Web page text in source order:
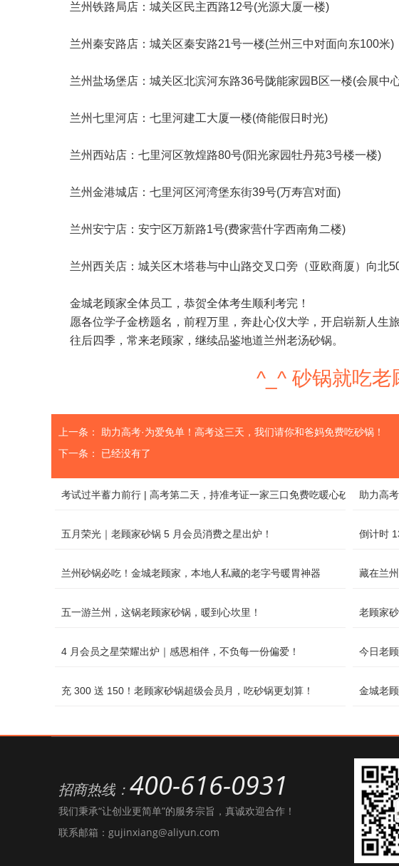
兰州铁路局店：城关区民主西路12号(光源大厦一楼)
兰州秦安路店：城关区秦安路21号一楼(兰州三中对面向东100米)
兰州盐场堡店：城关区北滨河东路36号陇能家园B区一楼(会展中
兰州七里河店：七里河建工大厦一楼(倚能假日时光)
兰州西站店：七里河区敦煌路80号(阳光家园牡丹苑3号楼一楼)
兰州金港城店：七里河区河湾堡东街39号(万寿宫对面)
兰州安宁店：安宁区万新路1号(费家营什字西南角二楼)
兰州西关店：城关区木塔巷与中山路交叉口旁（亚欧商厦）向北
金城老顾家全体员工，恭贺全体考生顺利考完！
愿各位学子金榜题名，前程万里，奔赴心仪大学，开启崭新人生旅
往后四季，常来老顾家，继续品鉴地道兰州老汤砂锅。
^_^ 砂锅就吃老
上一条： 助力高考·为爱免单！高考这三天，我们请你和爸妈免费吃砂锅！
下一条： 已经没有了
考试过半蓄力前行 | 高考第二天，持准考证一家三口免费吃暖心砂锅 助力高
五月荣光｜老顾家砂锅 5 月会员消费之星出炉！ 倒计时
兰州砂锅必吃！金城老顾家，本地人私藏的老字号暖胃神器 藏在兰
五一游兰州，这锅老顾家砂锅，暖到心坎里！ 老顾家
4 月会员之星荣耀出炉｜感恩相伴，不负每一份偏爱！ 今日老
充 300 送 150！老顾家砂锅超级会员月，吃砂锅更划算！ 金城老
招商热线： 400-616-0931
我们秉承“让创业更简单”的服务宗旨，真诚欢迎合作！
联系邮箱：gujinxiang@aliyun.com